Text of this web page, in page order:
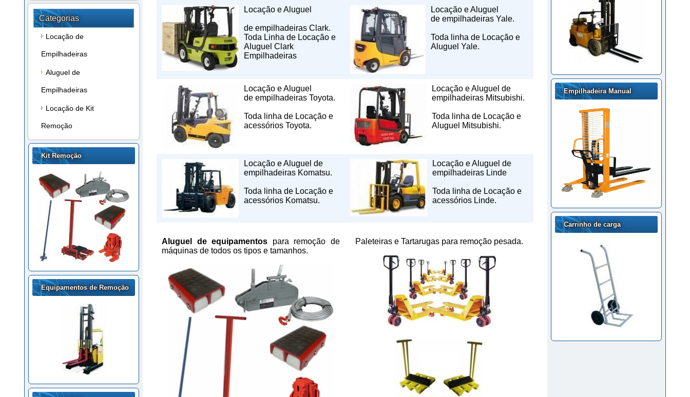
Categorias
Locação de
Empilhadeiras
Aluguel de
Empilhadeiras
Locação de Kit
Remoção
Kit Remoção
Equipamentos de Remoção
Locação e Aluguel
de empilhadeiras Clark.
Toda Linha de Locação e
Aluguel Clark
Empilhadeiras
Locação e Aluguel
de empilhadeiras Yale.
Toda linha de Locação e
Aluguel Yale.
Locação e Aluguel
de empilhadeiras Toyota.
Toda linha de Locação e
acessórios Toyota.
Locação e Aluguel de
empilhadeiras Mitsubishi.
Toda linha de Locação e
Aluguel Mitsubishi.
Locação e Aluguel de
empilhadeiras Komatsu.
Toda linha de Locação e
acessórios Komatsu.
Locação e Aluguel de
empilhadeiras Linde
Toda linha de Locação e
acessórios Linde.
Aluguel de equipamentos para remoção de
máquinas de todos os tipos e tamanhos.
Paleteiras e Tartarugas para remoção pesada.
Empilhadeira Manual
Carrinho de carga